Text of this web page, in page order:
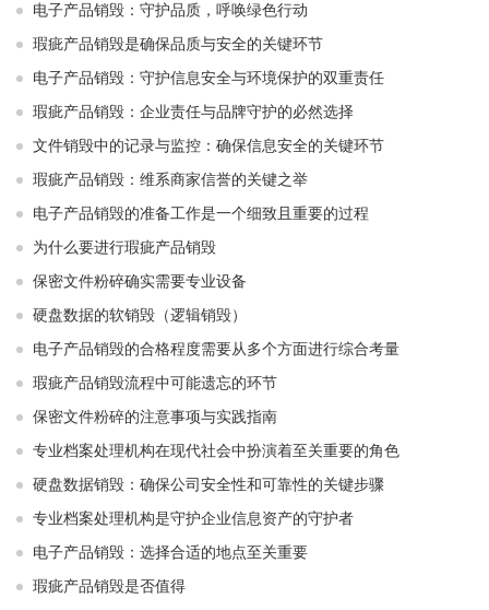
电子产品销毁：守护品质，呼唤绿色行动
瑕疵产品销毁是确保品质与安全的关键环节
电子产品销毁：守护信息安全与环境保护的双重责任
瑕疵产品销毁：企业责任与品牌守护的必然选择
文件销毁中的记录与监控：确保信息安全的关键环节
瑕疵产品销毁：维系商家信誉的关键之举
电子产品销毁的准备工作是一个细致且重要的过程
为什么要进行瑕疵产品销毁
保密文件粉碎确实需要专业设备
硬盘数据的软销毁（逻辑销毁）
电子产品销毁的合格程度需要从多个方面进行综合考量
瑕疵产品销毁流程中可能遗忘的环节
保密文件粉碎的注意事项与实践指南
专业档案处理机构在现代社会中扮演着至关重要的角色
硬盘数据销毁：确保公司安全性和可靠性的关键步骤
专业档案处理机构是守护企业信息资产的守护者
电子产品销毁：选择合适的地点至关重要
瑕疵产品销毁是否值得